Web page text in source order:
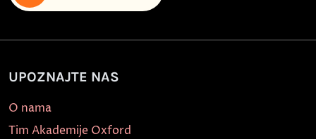
UPOZNAJTE NAS
O nama
Tim Akademije Oxford